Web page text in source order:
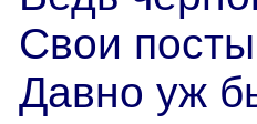
Свои
Давно уж